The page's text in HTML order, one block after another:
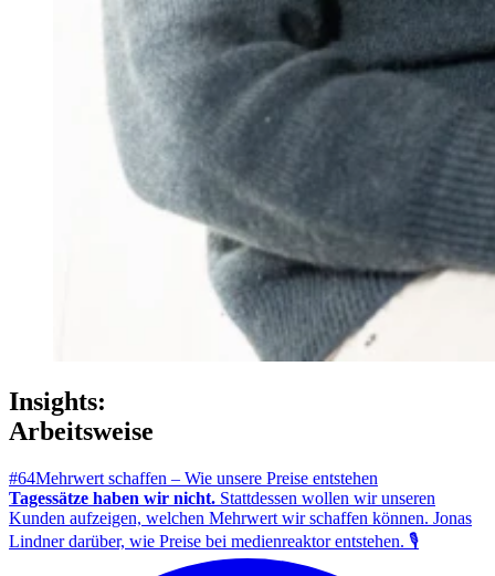
Insights:
Arbeitsweise
#64Mehrwert schaffen – Wie unsere Preise entstehen
Tagessätze haben wir nicht. Stattdessen wollen wir unseren
Kunden aufzeigen, welchen Mehrwert wir schaffen können. Jonas
Lindner darüber, wie Preise bei medienreaktor entstehen. 🎙